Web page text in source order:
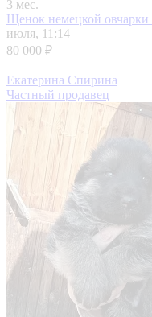
3 мес.
Щенок немецкой овчарки
июля, 11:14
80 000 ₽
Екатерина Спирина
Частный продавец